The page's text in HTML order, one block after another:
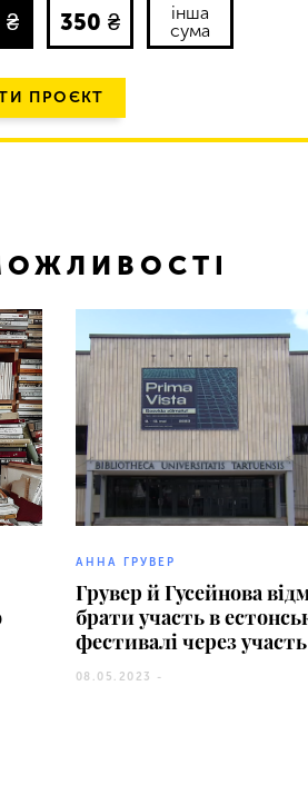
₴ 350 ₴
інша
сума
ПРОЄКТ
АННА ГРУВЕР
Грувер й Гусейнова
брати участь в
фестивалі через
08.05.2023 -